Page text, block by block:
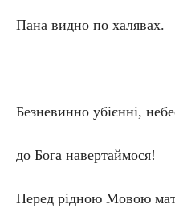
Пана видно по халявах.
Безневинно убієнні,
до Бога навертаймося!
Перед рідною Мовою